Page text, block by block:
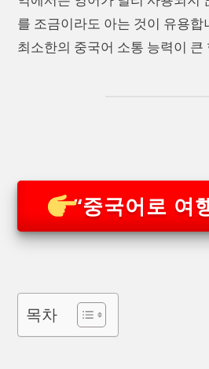
를 조금이라도 아는 것이 유용
최소한의 중국어 소통 능력이 큰
“중국어로 여
목차